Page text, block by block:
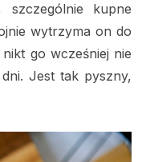
kupne
wytrzyma on do
go wcześniej nie
Jest tak pyszny,